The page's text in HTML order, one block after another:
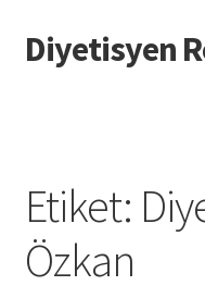
Dolaşıma
geç
İçeriğe
geç
Diyetisyen
Hata Bildir
iletişim
Etiket:
Özkan